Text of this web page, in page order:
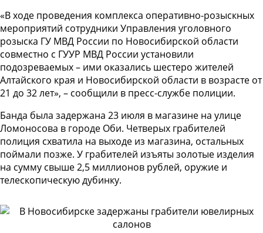
«В ходе проведения комплекса оперативно-розыскных
мероприятий сотрудники Управления уголовного
розыска ГУ МВД России по Новосибирской области
совместно с ГУУР МВД России установили
подозреваемых – ими оказались шестеро жителей
Алтайского края и Новосибирской области в возрасте от
21 до 32 лет», – сообщили в пресс-службе полиции.
Банда была задержана 23 июля в магазине на улице
Ломоносова в городе Оби. Четверых грабителей
полиция схватила на выходе из магазина, остальных
поймали позже. У грабителей изъяты золотые изделия
на сумму свыше 2,5 миллионов рублей, оружие и
телескопическую дубинку.